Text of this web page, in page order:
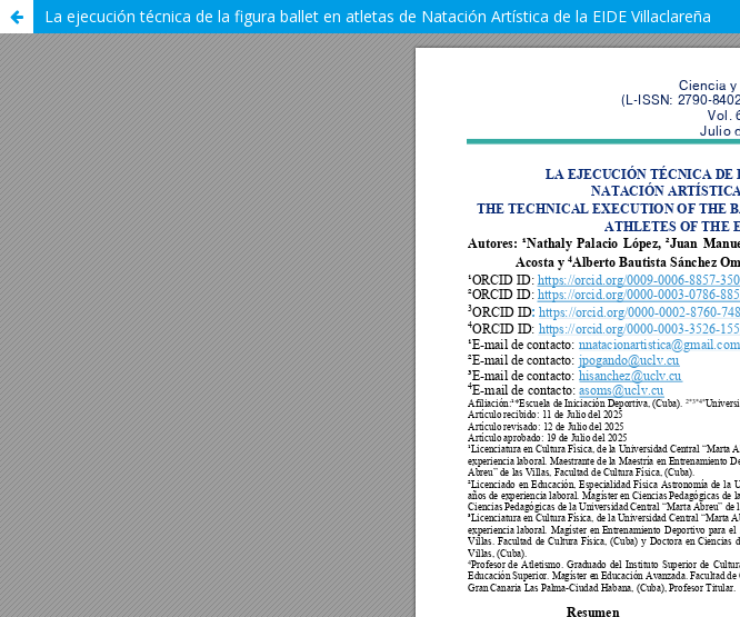
La ejecución técnica de la figura ballet en atletas de Natación Artística de la EIDE Villaclareña